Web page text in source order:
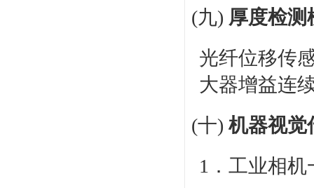
(九) 厚度检测
光纤位移传
大器增益连
(十) 机器视觉
1．工业相机